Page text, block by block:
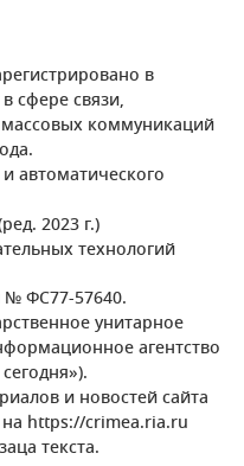
в
сфере связи,
коммуникаций
автоматического
2023 г.)
технологий
№ ФС77-57640.
унитарное
агентство
и новостей сайта
https://crimea.ria.ru
текста.